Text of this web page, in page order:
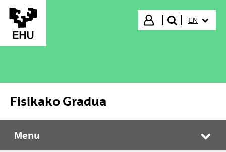
Skip to Main Content
Login
search"
EN
Fisikako Gradua
Fisikako Gradua
Menu